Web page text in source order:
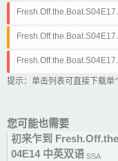
提示：单击列表可直接下载
您可能也需要
初来乍到
04E14 中英双语 SSA